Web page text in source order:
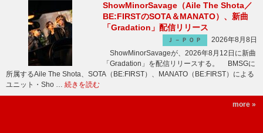
ShowMinorSavage（Aile The Shota／
BE:FIRSTのSOTA＆MANATO）、新曲
「Gradation」配信リリース
Ｊ－ＰＯＰ
2026年8月8日
ShowMinorSavageが、2026年8月12日に新曲
「Gradation」を配信リリースする。 BMSGに
所属するAile The Shota、SOTA（BE:FIRST）、MANATO（BE:FIRST）による
ユニット・Sho … 続きを読む
more »